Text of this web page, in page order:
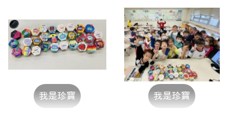
我是珍寶 我是珍寶